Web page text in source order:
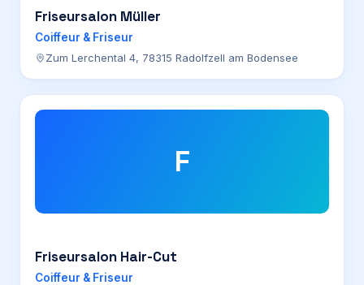
Friseursalon Müller
Coiffeur & Friseur
Zum Lerchental 4, 78315 Radolfzell am Bodensee
F
Friseursalon Hair-Cut
Coiffeur & Friseur